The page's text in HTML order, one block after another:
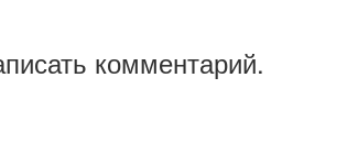
комментарий.